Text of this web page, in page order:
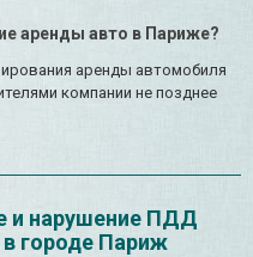
аренды авто в Париже?
аренды автомобиля
компании не позднее
и нарушение ПДД
городе Париж